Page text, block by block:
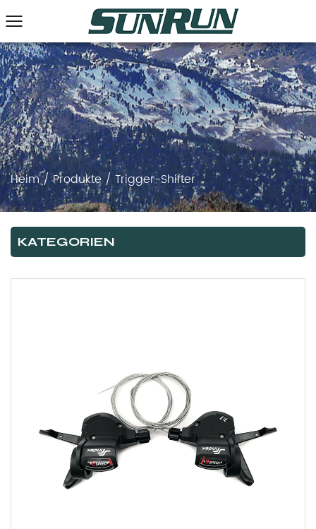
Heim/Produkte/Trigger-Shifter
KATEGORIEN